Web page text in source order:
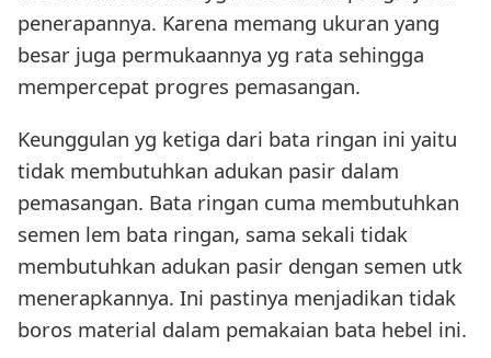
penerapannya. Karena memang ukuran yang
besar juga permukaannya yg rata sehingga
mempercepat progres pemasangan.
Keunggulan yg ketiga dari bata ringan ini yaitu
tidak membutuhkan adukan pasir dalam
pemasangan. Bata ringan cuma membutuhkan
semen lem bata ringan, sama sekali tidak
membutuhkan adukan pasir dengan semen utk
menerapkannya. Ini pastinya menjadikan tidak
boros material dalam pemakaian bata hebel ini.